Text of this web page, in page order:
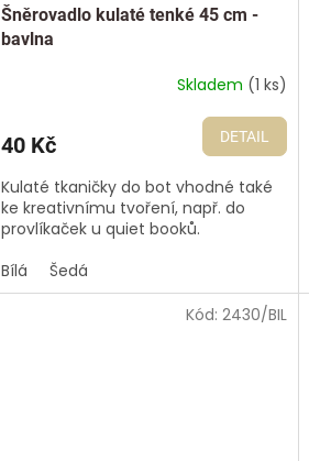
Šněrovadlo kulaté tenké 45 cm -
bavlna
Skladem (1 ks)
40 Kč DETAIL
Kulaté tkaničky do bot vhodné také
ke kreativnímu tvoření, např. do
provlíkaček u quiet booků.
Bílá
Šedá
Kód: 2430/BIL